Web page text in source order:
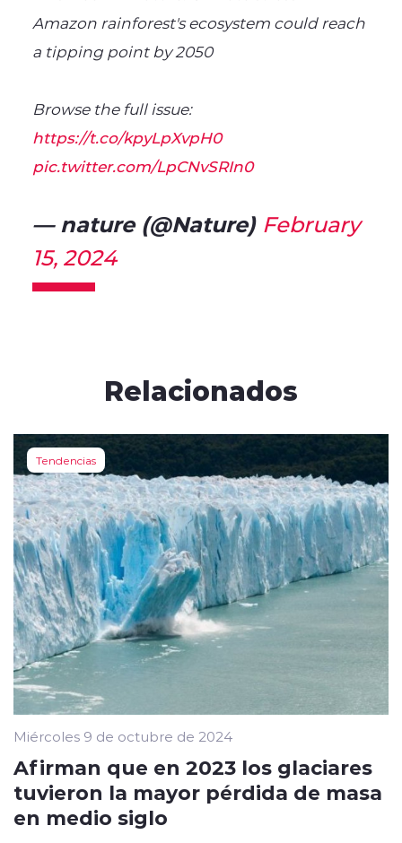
Amazon rainforest's ecosystem could reach
a tipping point by 2050
Browse the full issue:
https://t.co/kpyLpXvpH0
pic.twitter.com/LpCNvSRIn0
— nature (@Nature) February
15, 2024
Relacionados
Tendencias
Miércoles 9 de octubre de 2024
Afirman que en 2023 los glaciares
tuvieron la mayor pérdida de masa
en medio siglo